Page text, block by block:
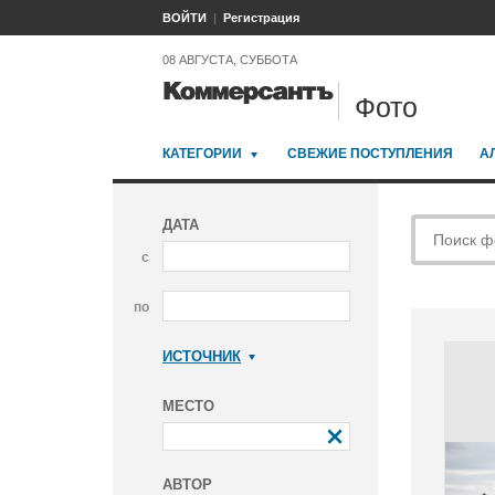
ВОЙТИ Регистрация
08 АВГУСТА, СУББОТА
Фото
КАТЕГОРИИ СВЕЖИЕ ПОСТУПЛЕНИЯ
ДАТА
с
по
ИСТОЧНИК
МЕСТО
АВТОР